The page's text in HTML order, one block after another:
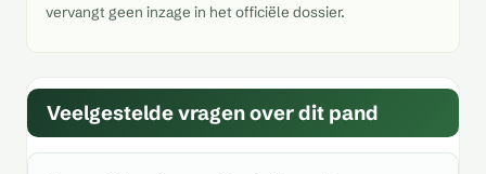
vervangt geen inzage in het officiële dossier.
Veelgestelde vragen over dit pand